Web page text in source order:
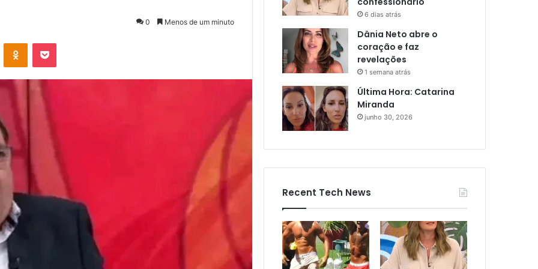
0 Menos de um minuto
OK Pocket
6 dias atrás
Dânia Neto abre o
coração e faz
revelações
1 semana atrás
Última Hora: Catarina
Miranda
junho 30, 2026
Recent Tech News